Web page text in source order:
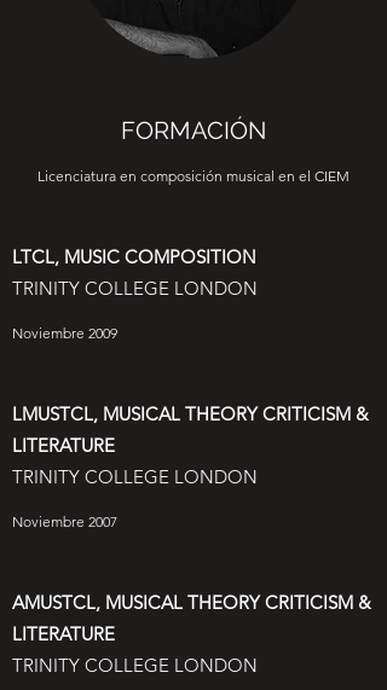
FORMACIÓN
Licenciatura en composición musical en el CIEM
LTCL, MUSIC COMPOSITION
TRINITY COLLEGE LONDON
Noviembre 2009
LMUSTCL, MUSICAL THEORY CRITICISM &
LITERATURE
TRINITY COLLEGE LONDON
Noviembre 2007
AMUSTCL, MUSICAL THEORY CRITICISM &
LITERATURE
TRINITY COLLEGE LONDON